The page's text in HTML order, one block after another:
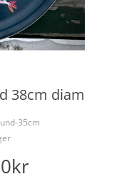
38cm diam
35cm